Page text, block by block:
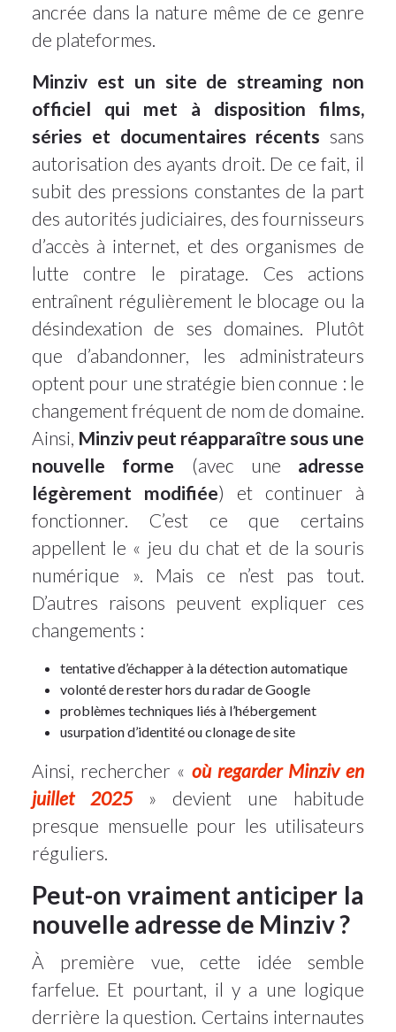
ancrée dans la nature même de ce genre
de plateformes.
Minziv est un site de streaming non
officiel qui met à disposition films,
séries et documentaires récents sans
autorisation des ayants droit. De ce fait, il
subit des pressions constantes de la part
des autorités judiciaires, des fournisseurs
d’accès à internet, et des organismes de
lutte contre le piratage. Ces actions
entraînent régulièrement le blocage ou la
désindexation de ses domaines. Plutôt
que d’abandonner, les administrateurs
optent pour une stratégie bien connue : le
changement fréquent de nom de domaine.
Ainsi, Minziv peut réapparaître sous une
nouvelle forme (avec une adresse
légèrement modifiée) et continuer à
fonctionner. C’est ce que certains
appellent le « jeu du chat et de la souris
numérique ». Mais ce n’est pas tout.
D’autres raisons peuvent expliquer ces
changements :
tentative d’échapper à la détection automatique
volonté de rester hors du radar de Google
problèmes techniques liés à l’hébergement
usurpation d’identité ou clonage de site
Ainsi, rechercher « où regarder Minziv en
juillet 2025» devient une habitude
presque mensuelle pour les utilisateurs
réguliers.
Peut-on vraiment anticiper la
nouvelle adresse de Minziv ?
À première vue, cette idée semble
farfelue. Et pourtant, il y a une logique
derrière la question. Certains internautes